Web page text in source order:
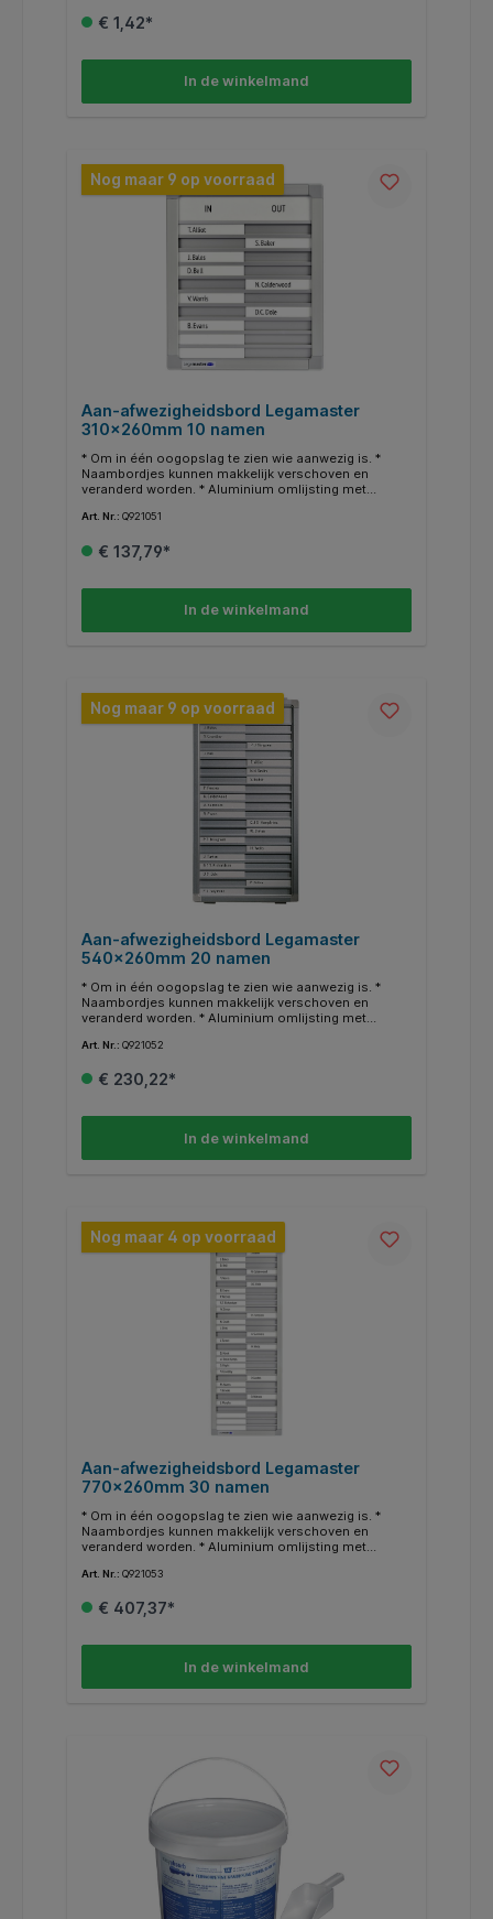
€ 1,42*
In de winkelmand
Nog maar 9 op voorraad
Aan-afwezigheidsbord Legamaster
310x260mm 10 namen
* Om in één oogopslag te zien wie aanwezig is. *
Naambordjes kunnen makkelijk verschoven en
veranderd worden. * Aluminium omlijsting met
afwezigheid'-plaat in 4 talen: Nederlands, Engels,
naambordjes.
Art. Nr.: Q921051
€ 137,79*
In de winkelmand
Nog maar 9 op voorraad
Aan-afwezigheidsbord Legamaster
540x260mm 20 namen
* Om in één oogopslag te zien wie aanwezig is. *
Naambordjes kunnen makkelijk verschoven en
veranderd worden. * Aluminium omlijsting met
afwezigheid'-plaat in 4 talen: Nederlands, Engels,
naambordjes.
Art. Nr.: Q921052
€ 230,22*
In de winkelmand
Nog maar 4 op voorraad
Aan-afwezigheidsbord Legamaster
770x260mm 30 namen
* Om in één oogopslag te zien wie aanwezig is. *
Naambordjes kunnen makkelijk verschoven en
veranderd worden. * Aluminium omlijsting met
afwezigheid'-plaat in 4 talen: Nederlands, Engels,
naambordjes.
Art. Nr.: Q921053
€ 407,37*
In de winkelmand